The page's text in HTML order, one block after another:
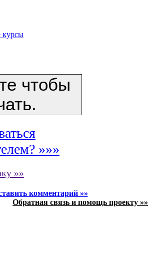
курсы
чтобы
»»»
»»
комментарий »»
Обратная связь и помощь проекту »»